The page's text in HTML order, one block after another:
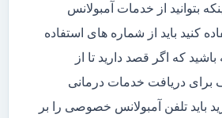
بتوانید از خدمات آمبولانس
باید از شماره های استفاده
که اگر قصد دارید تا از
دریافت خدمات درمانی
باید تلفن آمبولانس خصوصی را بر